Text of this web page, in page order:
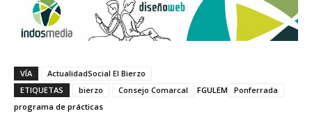
VÍA
ActualidadSocial El Bierzo
ETIQUETAS
bierzo Consejo Comarcal FGULEM
Ponferrada
programa de prácticas